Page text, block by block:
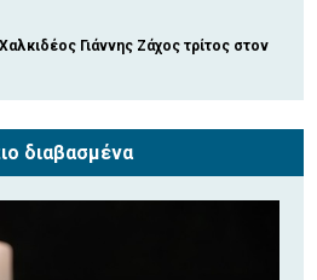
Γιάννης Ζάχος τρίτος στον
διαβασμένα